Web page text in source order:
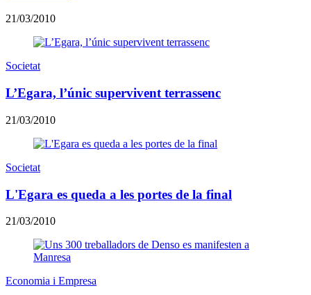
21/03/2010
Societat
L’Egara, l’únic supervivent terrassenc
21/03/2010
Societat
L'Egara es queda a les portes de la final
21/03/2010
Economia i Empresa